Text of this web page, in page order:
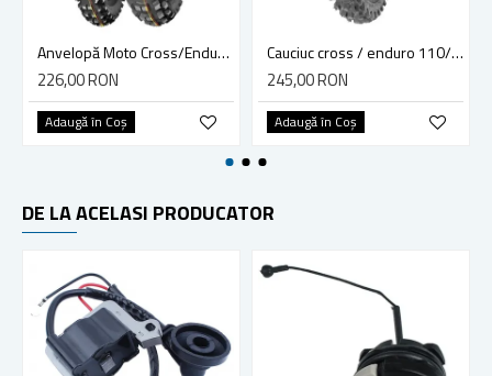
Anvelopă Moto Cross/Enduro MITAS 60/100-14 TT 29M TERRA FORCE-MX
226,00 RON
Adaugă în Coş
Cauciuc cross / enduro 110/90-19 F724 4PR TT
245,00 RON
Adaugă în Coş
DE LA ACELASI PRODUCATOR